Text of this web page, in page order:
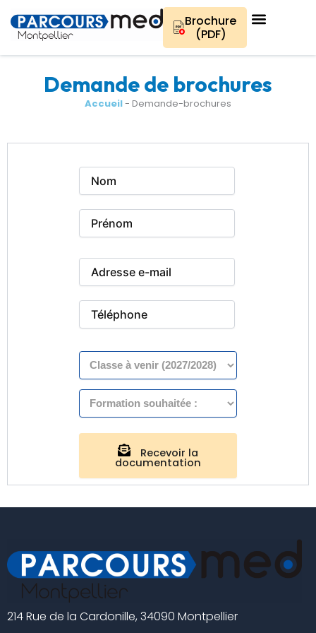
au
contenu
Brochure
(PDF)
Demande de brochures
Accueil- Demande-brochures
Recevoir la
documentation
214 Rue de la Cardonille, 34090 Montpellier